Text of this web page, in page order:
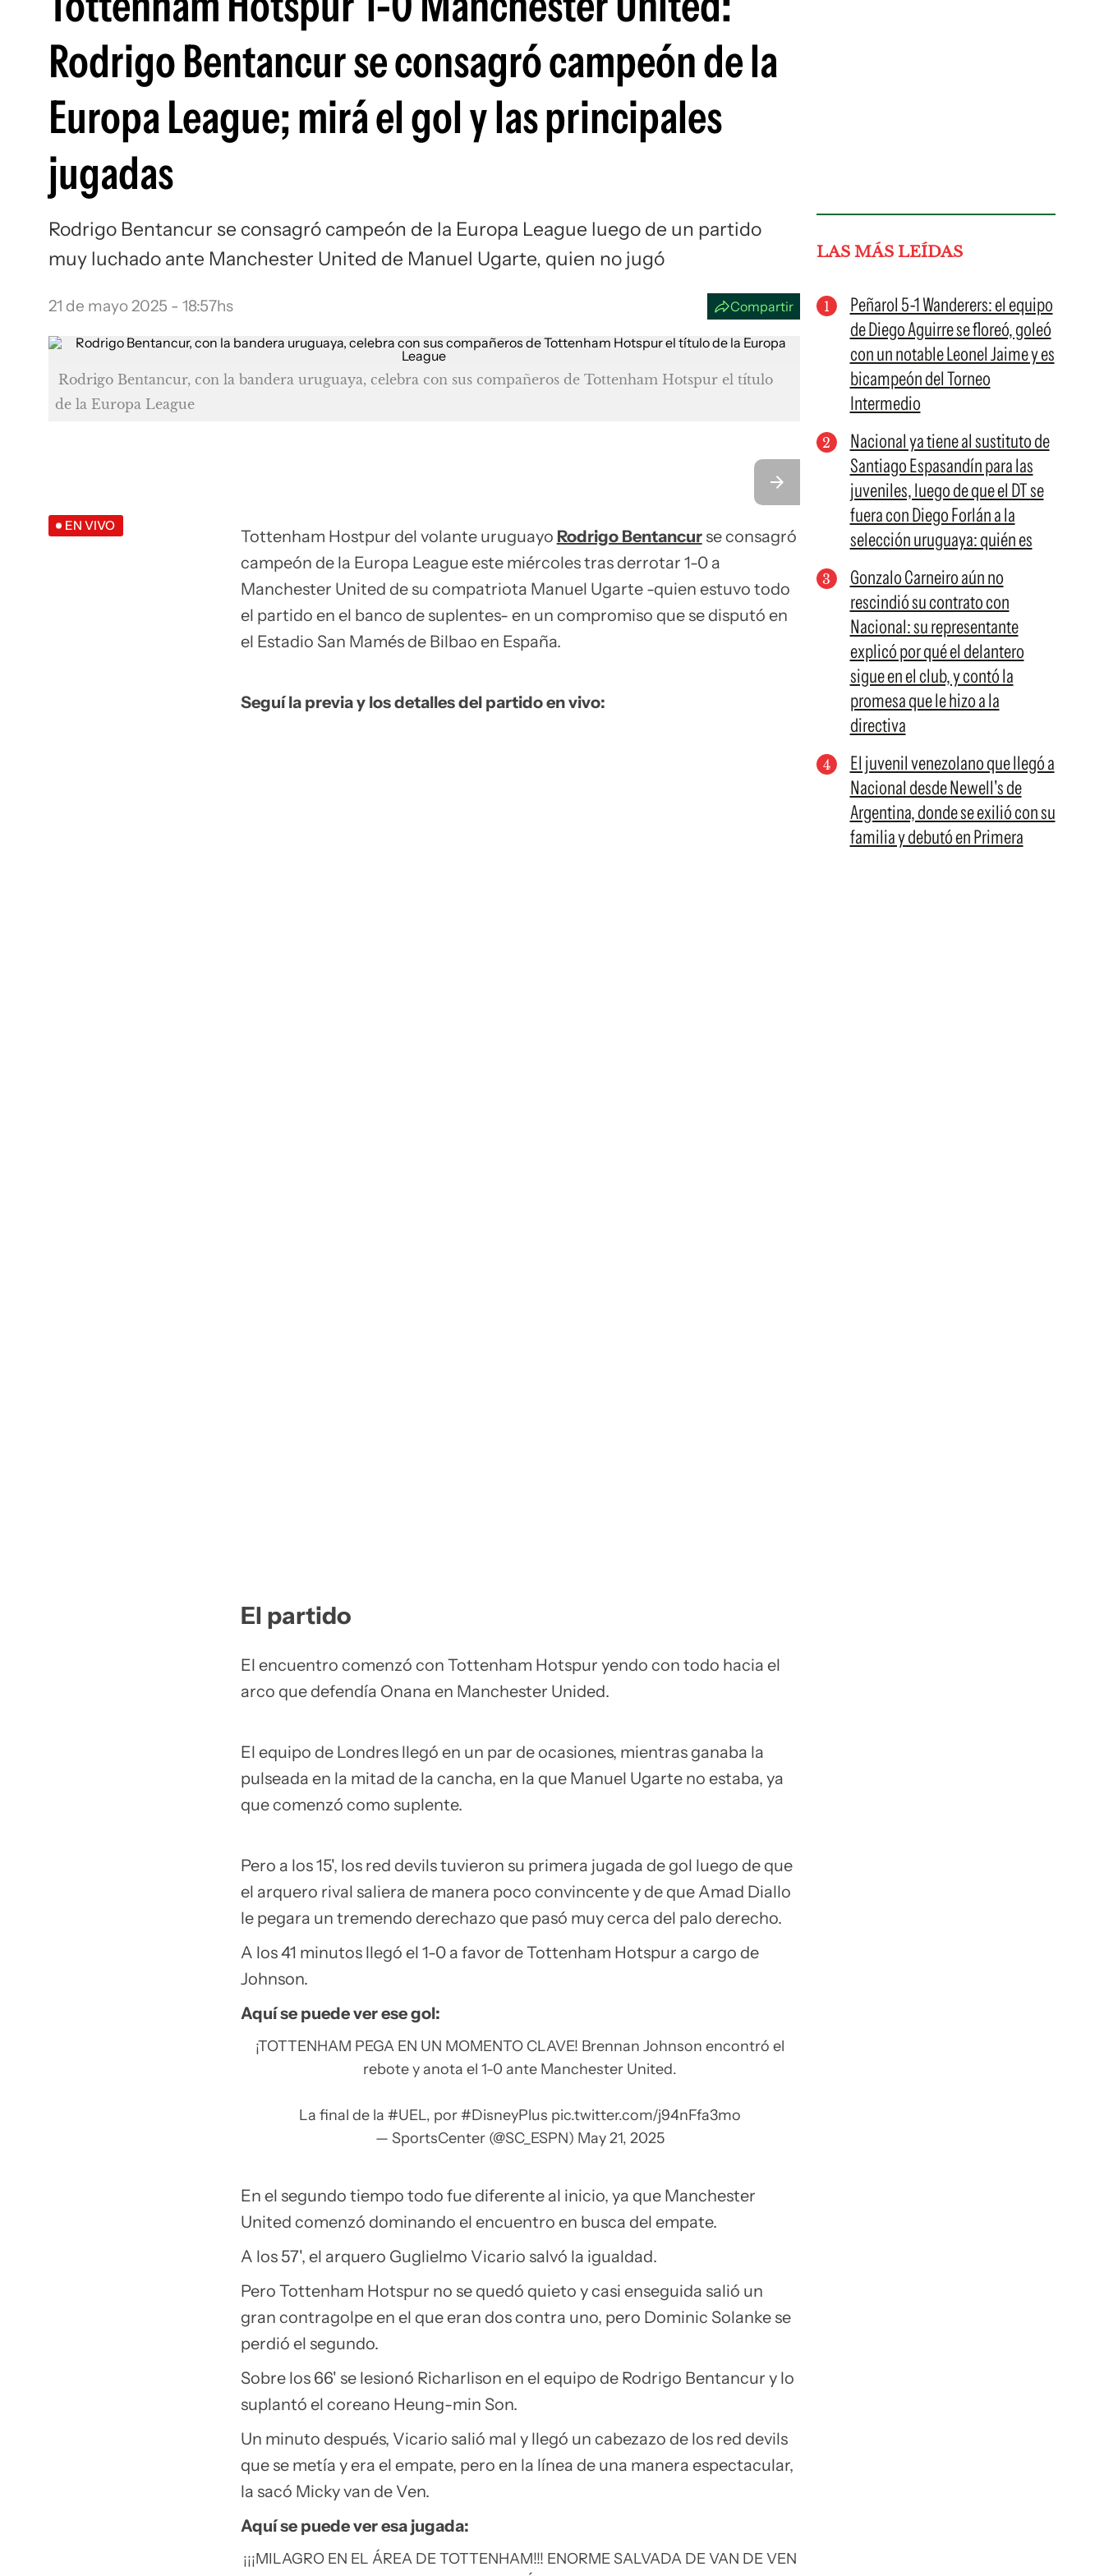
Siguenos en:
Rodrigo Bentancur se consagró campeón de la
Europa League; mirá el gol y las principales
jugadas
Rodrigo Bentancur se consagró campeón de la Europa League luego de un partido
muy luchado ante Manchester United de Manuel Ugarte, quien no jugó
21 de mayo 2025 - 18:57hs Compartir
Rodrigo Bentancur, con la bandera uruguaya, celebra con sus compañeros de Tottenham Hotspur el título
de la Europa League
EN VIVO
Tottenham Hostpur del volante uruguayo Rodrigo Bentancurse consagró
campeón de la Europa League este miércoles tras derrotar 1-0 a
Manchester United de su compatriota Manuel Ugarte -quien estuvo todo
el partido en el banco de suplentes- en un compromiso que se disputó en
el Estadio San Mamés de Bilbao en España.
Seguí la previa y los detalles del partido en vivo:
El partido
El encuentro comenzó con Tottenham Hotspur yendo con todo hacia el
arco que defendía Onana en Manchester Unided.
El equipo de Londres llegó en un par de ocasiones, mientras ganaba la
pulseada en la mitad de la cancha, en la que Manuel Ugarte no estaba, ya
que comenzó como suplente.
Pero a los 15', los red devils tuvieron su primera jugada de gol luego de que
el arquero rival saliera de manera poco convincente y de que Amad Diallo
le pegara un tremendo derechazo que pasó muy cerca del palo derecho.
A los 41 minutos llegó el 1-0 a favor de Tottenham Hotspur a cargo de
Johnson.
Aquí se puede ver ese gol:
¡TOTTENHAM PEGA EN UN MOMENTO CLAVE! Brennan Johnson encontró el
rebote y anota el 1-0 ante Manchester United.
La final de la#UEL, por#DisneyPlus pic.twitter.com/j94nFfa3mo
— SportsCenter (@SC_ESPN) May 21, 2025
En el segundo tiempo todo fue diferente al inicio, ya que Manchester
United comenzó dominando el encuentro en busca del empate.
A los 57', el arquero Guglielmo Vicario salvó la igualdad.
Pero Tottenham Hotspur no se quedó quieto y casi enseguida salió un
gran contragolpe en el que eran dos contra uno, pero Dominic Solanke se
perdió el segundo.
Sobre los 66' se lesionó Richarlison en el equipo de Rodrigo Bentancur y lo
suplantó el coreano Heung-min Son.
Un minuto después, Vicario salió mal y llegó un cabezazo de los red devils
que se metía y era el empate, pero en la línea de una manera espectacular,
la sacó Micky van de Ven.
Aquí se puede ver esa jugada:
¡¡¡MILAGRO EN EL ÁREA DE TOTTENHAM!!! ENORME SALVADA DE VAN DE VEN
LAS MÁS LEÍDAS
Peñarol 5-1 Wanderers: el equipo
de Diego Aguirre se floreó, goleó
con un notable Leonel Jaime y es
bicampeón del Torneo
Intermedio
Nacional ya tiene al sustituto de
Santiago Espasandín para las
juveniles, luego de que el DT se
fuera con Diego Forlán a la
selección uruguaya: quién es
Gonzalo Carneiro aún no
rescindió su contrato con
Nacional: su representante
explicó por qué el delantero
sigue en el club, y contó la
promesa que le hizo a la
directiva
El juvenil venezolano que llegó a
Nacional desde Newell's de
Argentina, donde se exilió con su
familia y debutó en Primera